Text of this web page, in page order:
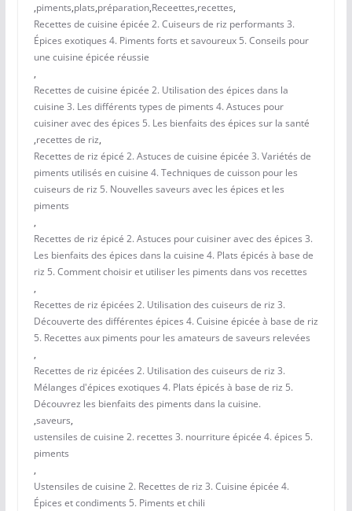
,piments,plats,préparation,Receettes,recettes,
Recettes de cuisine épicée 2. Cuiseurs de riz performants 3.
Épices exotiques 4. Piments forts et savoureux 5. Conseils pour
une cuisine épicée réussie
,
Recettes de cuisine épicée 2. Utilisation des épices dans la
cuisine 3. Les différents types de piments 4. Astuces pour
cuisiner avec des épices 5. Les bienfaits des épices sur la santé
,recettes de riz,
Recettes de riz épicé 2. Astuces de cuisine épicée 3. Variétés de
piments utilisés en cuisine 4. Techniques de cuisson pour les
cuiseurs de riz 5. Nouvelles saveurs avec les épices et les
piments
,
Recettes de riz épicé 2. Astuces pour cuisiner avec des épices 3.
Les bienfaits des épices dans la cuisine 4. Plats épicés à base de
riz 5. Comment choisir et utiliser les piments dans vos recettes
,
Recettes de riz épicées 2. Utilisation des cuiseurs de riz 3.
Découverte des différentes épices 4. Cuisine épicée à base de riz
5. Recettes aux piments pour les amateurs de saveurs relevées
,
Recettes de riz épicées 2. Utilisation des cuiseurs de riz 3.
Mélanges d'épices exotiques 4. Plats épicés à base de riz 5.
Découvrez les bienfaits des piments dans la cuisine.
,saveurs,
ustensiles de cuisine 2. recettes 3. nourriture épicée 4. épices 5.
piments
,
Ustensiles de cuisine 2. Recettes de riz 3. Cuisine épicée 4.
Épices et condiments 5. Piments et chili